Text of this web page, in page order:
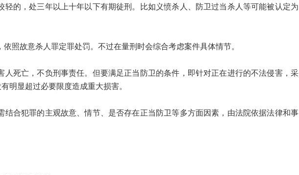
，处三年以上十年以下有期徒刑。比如义愤杀人、防卫过当杀人等可能被认定为
故意杀人罪定罪处罚。不过在量刑时会综合考虑案件具体情节。
亡，不负刑事责任。但要满足正当防卫的条件，即针对正在进行的不法侵害，采
明显超过必要限度造成重大损害。
犯罪的主观故意、情节、是否存在正当防卫等多方面因素，由法院依据法律和事